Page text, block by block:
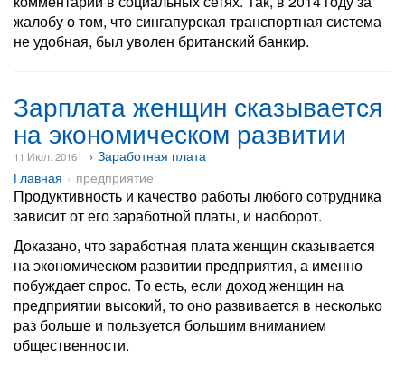
жалобу о том, что сингапурская транспортная система
не удобная, был уволен британский банкир.
Зарплата женщин сказывается
на экономическом развитии
11 Июл. 2016
› Заработная плата
Главная
предприятие
Продуктивность и качество работы любого сотрудника
зависит от его заработной платы, и наоборот.
Доказано, что заработная плата женщин сказывается
на экономическом развитии предприятия, а именно
побуждает спрос. То есть, если доход женщин на
предприятии высокий, то оно развивается в несколько
раз больше и пользуется большим вниманием
общественности.